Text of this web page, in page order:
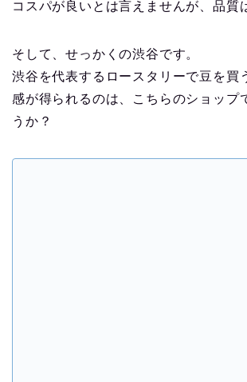
コスパが良いとは言えませんが、品質
そして、せっかくの渋谷です。
渋谷を代表するロースタリーで豆を買
感が得られるのは、こちらのショップ
うか？